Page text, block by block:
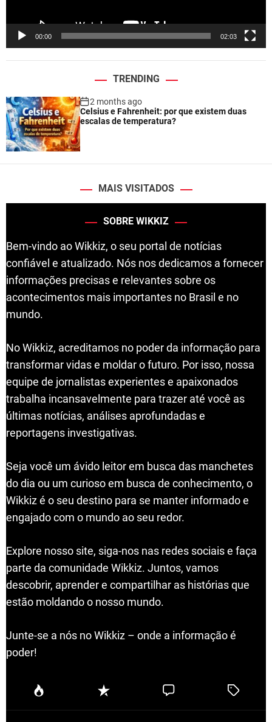
00:00 02:03
TRENDING
2 months ago
Celsius e Fahrenheit: por que existem duas
escalas de temperatura?
MAIS VISITADOS
SOBRE WIKKIZ
Bem-vindo ao Wikkiz, o seu portal de notícias
confiável e atualizado. Nós nos dedicamos a fornecer
informações precisas e relevantes sobre os
acontecimentos mais importantes no Brasil e no
mundo.
No Wikkiz, acreditamos no poder da informação para
transformar vidas e moldar o futuro. Por isso, nossa
equipe de jornalistas experientes e apaixonados
trabalha incansavelmente para trazer até você as
últimas notícias, análises aprofundadas e
reportagens investigativas.
Seja você um ávido leitor em busca das manchetes
do dia ou um curioso em busca de conhecimento, o
Wikkiz é o seu destino para se manter informado e
engajado com o mundo ao seu redor.
Explore nosso site, siga-nos nas redes sociais e faça
parte da comunidade Wikkiz. Juntos, vamos
descobrir, aprender e compartilhar as histórias que
estão moldando o nosso mundo.
Junte-se a nós no Wikkiz – onde a informação é
poder!
P
R
C
T